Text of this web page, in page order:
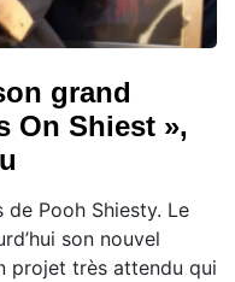
grand
On Shiest »,
de Pooh Shiesty. Le
son nouvel
projet très attendu qui